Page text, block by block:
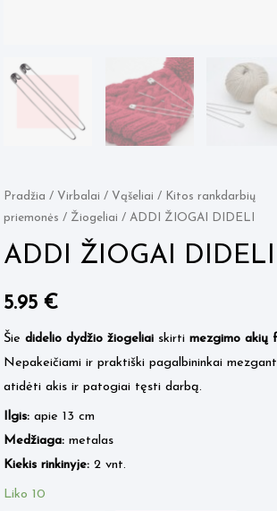
Pradžia / Virbalai / Vąšeliai / Kitos rankdarbių
priemonės / Žiogeliai / ADDI ŽIOGAI DIDELI
ADDI ŽIOGAI DIDELI
5.95 €
Šie didelio dydžio žiogeliai skirti mezgimo akių
Nepakeičiami ir praktiški pagalbininkai
atidėti akis ir patogiai tęsti darbą.
Ilgis: apie 13 cm
Medžiaga: metalas
Kiekis rinkinyje: 2 vnt.
Liko 10